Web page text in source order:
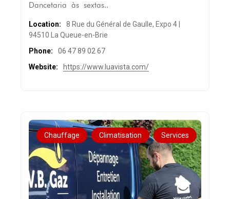
Dancetaria às sextas..
Location:
8 Rue du Général de Gaulle, Expo 4 |
94510 La Queue-en-Brie
Phone:
06 47 89 02 67
Website:
https://www.luavista.com/
Chauffage Climatisation Services